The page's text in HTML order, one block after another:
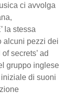
ci avvolga
la stessa
alcuni pezzi dei
secrets’ ad
gruppo inglese
di suoni